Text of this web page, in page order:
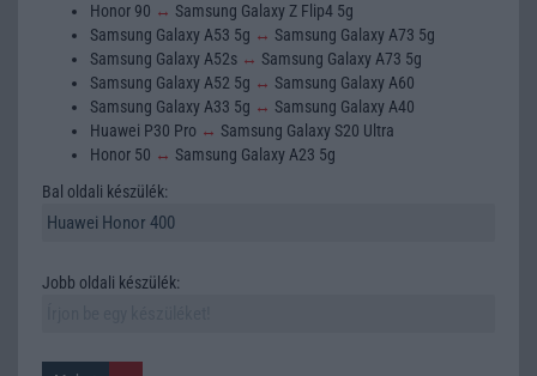
Honor 90 ↔ Samsung Galaxy Z Flip4 5g
Samsung Galaxy A53 5g ↔ Samsung Galaxy A73 5g
Samsung Galaxy A52s ↔ Samsung Galaxy A73 5g
Samsung Galaxy A52 5g ↔ Samsung Galaxy A60
Samsung Galaxy A33 5g ↔ Samsung Galaxy A40
Huawei P30 Pro ↔ Samsung Galaxy S20 Ultra
Honor 50 ↔ Samsung Galaxy A23 5g
Bal oldali készülék:
Jobb oldali készülék: